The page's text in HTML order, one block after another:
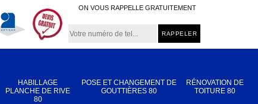
ON VOUS RAPPELLE GRATUITEMENT
HABILLAGE
PLANCHE DE RIVE
80
POSE ET CHANGEMENT DE
GOUTTIÈRES 80
RÉNOVATION DE
TOITURE 80